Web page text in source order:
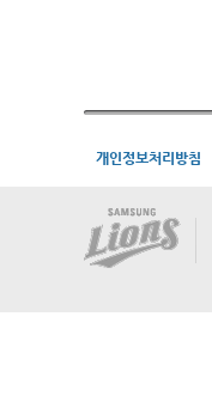
개인정보처리방침